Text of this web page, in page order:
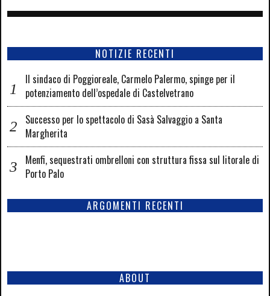
NOTIZIE RECENTI
Il sindaco di Poggioreale, Carmelo Palermo, spinge per il
potenziamento dell’ospedale di Castelvetrano
Successo per lo spettacolo di Sasà Salvaggio a Santa
Margherita
Menfi, sequestrati ombrelloni con struttura fissa sul litorale di
Porto Palo
ARGOMENTI RECENTI
ABOUT